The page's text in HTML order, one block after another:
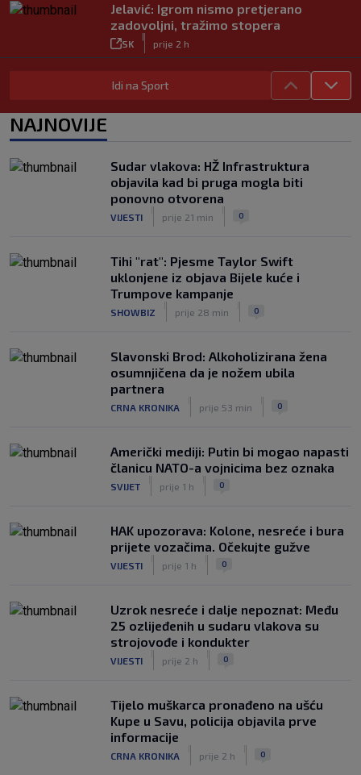
Jelavić: Igrom nismo pretjerano
zadovoljni, tražimo stopera
SK prije 2 h
VIDEO / Perišić asistent, PSV u
posljednjim trenucima ispustio
|
Cornerom’: Evo čime je impresionirao
Šotiček
SK 8. kol.
Man. City vratio golmana koji je osvojio
SK prije 1 h
Idi na Sport
NAJNOVIJE
Sudar vlakova: HŽ Infrastruktura
objavila kad bi pruga mogla biti
ponovno otvorena
VIJESTI prije 21 min 0
Tihi "rat": Pjesme Taylor Swift
uklonjene iz objava Bijele kuće i
Trumpove kampanje
SHOWBIZ prije 28 min 0
Slavonski Brod: Alkoholizirana žena
osumnjičena da je nožem ubila
partnera
CRNA KRONIKA prije 53 min 0
Američki mediji: Putin bi mogao napasti
članicu NATO-a vojnicima bez oznaka
SVIJET prije 1 h 0
HAK upozorava: Kolone, nesreće i bura
prijete vozačima. Očekujte gužve
VIJESTI prije 1 h 0
Uzrok nesreće i dalje nepoznat: Među
25 ozlijeđenih u sudaru vlakova su
strojovođe i kondukter
VIJESTI prije 2 h 0
Tijelo muškarca pronađeno na ušću
Kupe u Savu, policija objavila prve
informacije
CRNA KRONIKA prije 2 h 0